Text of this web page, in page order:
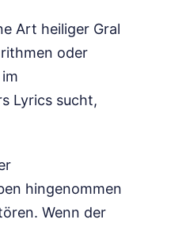
Art heiliger Gral
oder
Lyrics sucht,
hingenommen
Wenn der